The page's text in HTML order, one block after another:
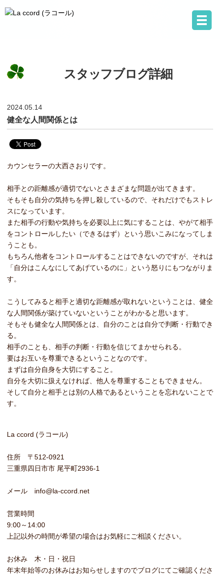
スタッフブログ詳細
2024.05.14
健全な人間関係とは
カウンセラーの大西さおりです。
相手との距離感が適切でないとさまざまな問題が出てきます。
そもそも自分の気持ちを押し殺しているので、それだけでもストレ
スになっています。
また相手の行動や気持ちを必要以上に気にすることは、やがて相手
をコントロールしたい（できるはず）という思いこみになってしま
うことも。
もちろん他者をコントロールすることはできないのですが、それは
「自分はこんなにしてあげているのに」という怒りにもつながりま
す。
こうしてみると相手と適切な距離感が取れないということは、健全
な人間関係が築けていないということがわかると思います。
そもそも健全な人間関係とは、自分のことは自分で判断・行動でき
る。
相手のことも、相手の判断・行動を信じてまかせられる。
要はお互いを尊重できるということなのです。
まずは自分自身を大切にすること。
自分を大切に扱えなければ、他人を尊重することもできません。
そして自分と相手とは別の人格であるということを忘れないことで
す。
La ccord (ラコール)
住所 〒512-0921
三重県四日市市 尾平町2936-1
メール info@la-ccord.net
営業時間
9:00～14:00
上記以外の時間が希望の場合はお気軽にご相談ください。
お休み 木・日・祝日
年末年始等のお休みはお知らせしますのでブログにてご確認くださ